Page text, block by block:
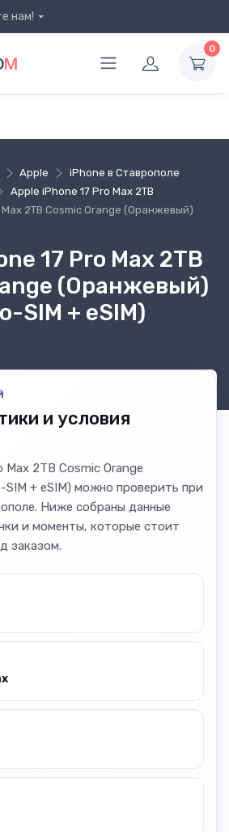
нам!
0
Apple
iPhone в Ставрополе
Apple iPhone 17 Pro Max 2TB
2TB Cosmic Orange (Оранжевый)
17 Pro Max 2TB
(Оранжевый)
SIM + eSIM)
и условия
Max 2TB Cosmic Orange
+ eSIM) можно проверить при
Ниже собраны данные
и моменты, которые стоит
заказом.